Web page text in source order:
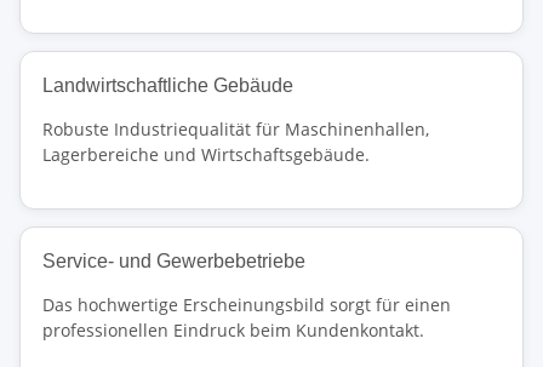
Landwirtschaftliche Gebäude
Robuste Industriequalität für Maschinenhallen,
Lagerbereiche und Wirtschaftsgebäude.
Service- und Gewerbebetriebe
Das hochwertige Erscheinungsbild sorgt für einen
professionellen Eindruck beim Kundenkontakt.